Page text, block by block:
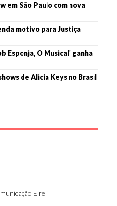
em São Paulo com nova
motivo para Justiça
Esponja, O Musical’ ganha
de Alicia Keys no Brasil
Eireli